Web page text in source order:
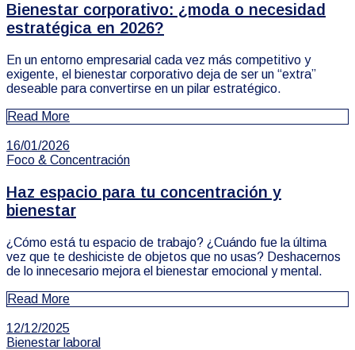
Bienestar corporativo: ¿moda o necesidad
estratégica en 2026?
En un entorno empresarial cada vez más competitivo y
exigente, el bienestar corporativo deja de ser un “extra”
deseable para convertirse en un pilar estratégico.
Read More
16/01/2026
Foco & Concentración
Haz espacio para tu concentración y
bienestar
¿Cómo está tu espacio de trabajo? ¿Cuándo fue la última
vez que te deshiciste de objetos que no usas? Deshacernos
de lo innecesario mejora el bienestar emocional y mental.
Read More
12/12/2025
Bienestar laboral